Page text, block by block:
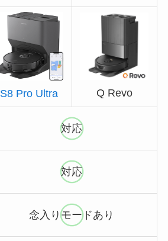
S8 Pro Ultra Q Revo
対応
対応
念入りモードあり